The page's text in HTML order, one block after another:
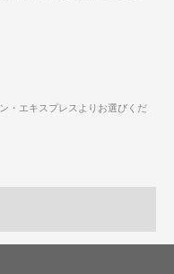
・エキスプレスよりお選びくだ